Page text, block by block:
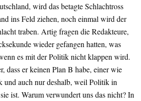
wird das betagte Schlachtross
ins Feld ziehen, noch einmal wird der
traben. Artig fragen die Redakteure,
wieder gefangen hatten, was
es mit der Politik nicht klappen wird.
dass er keinen Plan B habe, einer wie
und auch nur deshalb, weil Politik in
ist. Warum verwundert uns das nicht? In